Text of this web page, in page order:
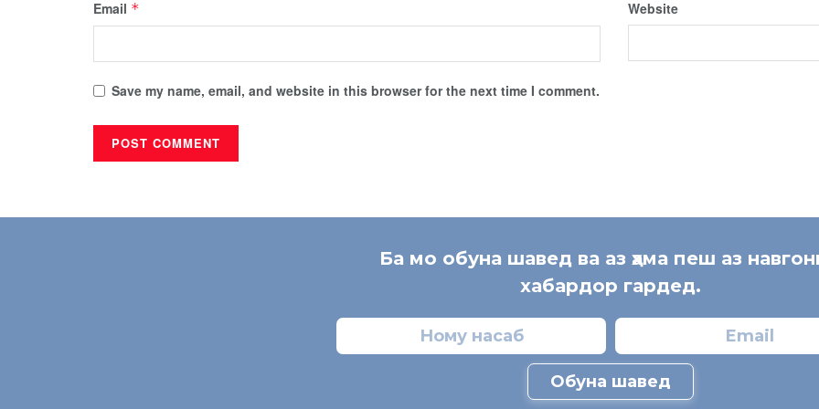
Email * Website
Save my name, email, and website in this browser for the next time I comment.
Ба мо обуна шавед ва аз ҳама пеш аз
хабардор гардед.
Обуна шавед